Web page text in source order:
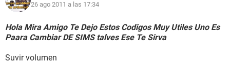
26 ago 2011 a las 17:34
Hola Mira Amigo Te Dejo Estos Codigos Muy Utiles Uno Es
Paara Cambiar DE SIMS talves Ese Te Sirva
Suvir volumen